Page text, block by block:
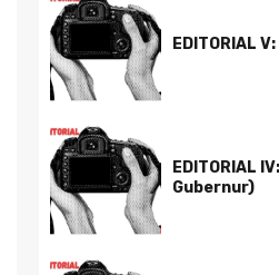
EDITORIAL
EDITORIAL
Gubernur)